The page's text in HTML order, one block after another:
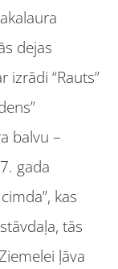
dejas
izrādi “Rauts”
balvu –
gada
kas
tās
ļāva